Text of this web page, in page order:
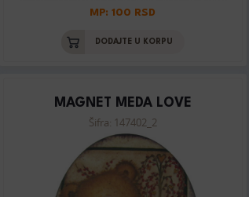
MP: 100 RSD
DODAJTE U KORPU
MAGNET MEDA LOVE
Šifra: 147402_2